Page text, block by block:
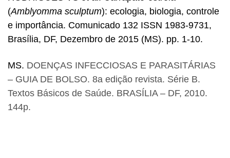
(Amblyomma sculptum): ecologia, biologia, controle
e importância. Comunicado 132 ISSN 1983-9731,
Brasília, DF, Dezembro de 2015 (MS). pp. 1-10.
MS. DOENÇAS INFECCIOSAS E PARASITÁRIAS
– GUIA DE BOLSO. 8a edição revista. Série B.
Textos Básicos de Saúde. BRASÍLIA – DF, 2010.
144p.